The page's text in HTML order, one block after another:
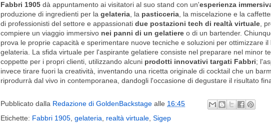
Fabbri 1905 dà appuntamento ai visitatori al suo stand con un'esperienza
produzione di ingredienti per la gelateria, la pasticceria, la miscelazione e la
di professionisti del settore e appassionati due postazioni tech di realtà virtuale,
compiere un viaggio immersivo nei panni di un gelatiere o di un bartender.
prova le proprie capacità e sperimentare nuove tecniche e soluzioni per ottimizzare il
gelateria. La sfida virtuale per l'aspirante gelatiere consiste nel preparare nel minor
coppette per i propri clienti, utilizzando alcuni prodotti innovativi targati Fabbri;
invece tirare fuori la creatività, inventando una ricetta originale di cocktail che un
riprodurrà dal vivo in contemporanea, dandogli l'occasione di degustare il risultato
Pubblicato dalla Redazione di GoldenBackstage alle 16:45
Etichette: Fabbri 1905, gelateria, realtà virtuale, Sigep